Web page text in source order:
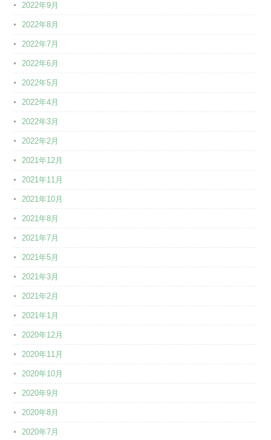
2022年9月
2022年8月
2022年7月
2022年6月
2022年5月
2022年4月
2022年3月
2022年2月
2021年12月
2021年11月
2021年10月
2021年8月
2021年7月
2021年5月
2021年3月
2021年2月
2021年1月
2020年12月
2020年11月
2020年10月
2020年9月
2020年8月
2020年7月